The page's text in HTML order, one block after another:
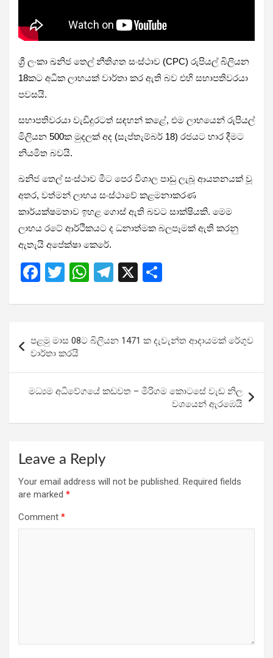
ශ්‍රී ලංකා ඛනිජ තෙල් නීතිගත සංස්ථාව (CPC) රුපියල් බිලියන
18කට අධික ලාභයක් වාර්තා කර ඇති බව එහි සභාපතිවරයා
පවසයි.
සභාපතිවරයා වැඩිදුරටත් සඳහන් කළේ, එම ලාභයෙන් රුපියල්
මිලියන 500ක මුදලක් අද (සැප්තැම්බර් 18) රජයට භාර දීමට
නියමිත බවයි.
ඛනිජ තෙල් සංස්ථාව මීට පෙර විශාල පාඩු ලැබූ ආයතනයක් වූ
අතර, වත්මන් ලාභය සංස්ථාවේ කළමනාකරණ
කාර්යක්ෂමතාව ඉහළ ගොස් ඇති බවට සාක්ෂියකි. මෙම
ලාභය රටේ ආර්ථිකයට ද ධනාත්මක බලපෑමක් ඇති කරනු
ඇතැයි අපේක්ෂා කෙරේ.
F
ce
b
o
o
k
T
tt
er
W
at
s
A
p
p
T
e
gr
a
m
X
ar
e
navigation
පළමු මාස 08ට බිලියන 1471 ක දැවැන්ත ආදායමක් රේගුව
වාර්තා කරයි
මධ්‍යම අධිවේගයේ කඩවත – මීරිගම කොටසේ වැඩ නිල
වශයෙන් ඇරඹෙයි
Leave a Reply
Your email address will not be published. Required fields
are marked *
Comment *